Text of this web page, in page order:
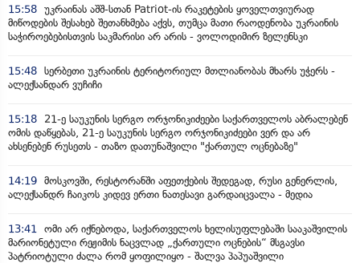
15:58 უკრაინას აშშ-სთან Patriot-ის რაკეტების ყოველთვიურად
მიწოდების შესახებ შეთანხმება აქვს, თუმცა მათი რაოდენობა უკრაინის
საჭიროებებისთვის საკმარისი არ არის - ვოლოდიმირ ზელენსკი
15:48 სერბეთი უკრაინის ტერიტორიულ მთლიანობას მხარს უჭერს -
ალექსანდარ ვუჩიჩი
15:18
21-ე საუკუნის სერგო ორჯონიკიძეები საქართველოს აბრალებენ
ომის დაწყებას, 21-ე საუკუნის სერგო ორჯონიკიძეები ვერ და არ
ახსენებენ რუსეთს - თაზო დათუნაშვილი "ქართულ ოცნებაზე"
14:19 მოსკოვში, რესტორანში აფეთქების შედეგად, რუსი გენერლის,
ალექსანდრ ჩაიკოს კიდევ ერთი ნათესავი გარდაიცვალა - მედია
13:41
ომი არ იქნებოდა, საქართველოს ხელისუფლებაში სააკაშვილის
მარიონეტული რეჟიმის ნაცვლად „ქართული ოცნების“ მსგავსი
პატრიოტული ძალა რომ ყოფილიყო - შალვა პაპუაშვილი